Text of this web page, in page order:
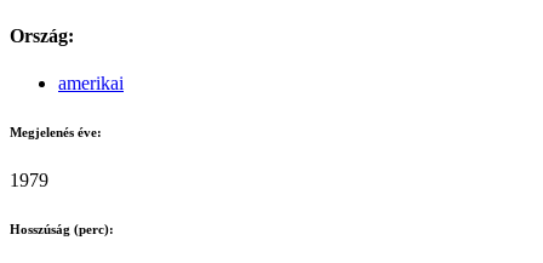
Ország:
amerikai
Megjelenés éve:
1979
Hosszúság (perc):